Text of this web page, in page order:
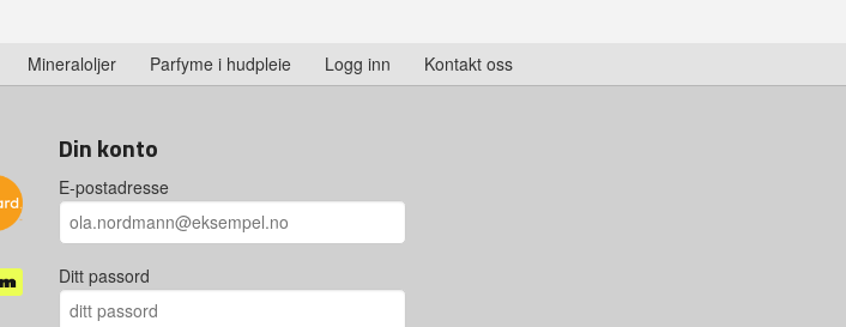
Mineraloljer Parfyme i hudpleie Logg inn Kontakt oss
Din konto
E-postadresse
Ditt passord